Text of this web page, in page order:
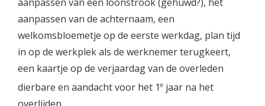
aanpassen van de achternaam, een
welkomsbloemetje op de eerste werkdag, plan tijd
in op de werkplek als de werknemer terugkeert,
een kaartje op de verjaardag van de overleden
dierbare en aandacht voor het 1 e jaar na het